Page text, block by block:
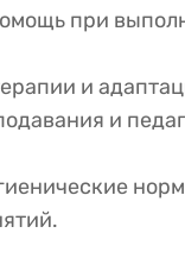
при
и
и